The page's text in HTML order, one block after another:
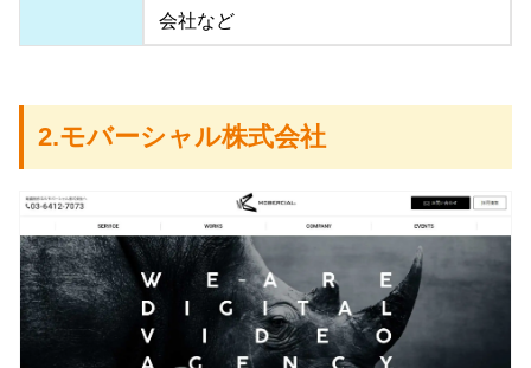
会社など
2.モバーシャル株式会社